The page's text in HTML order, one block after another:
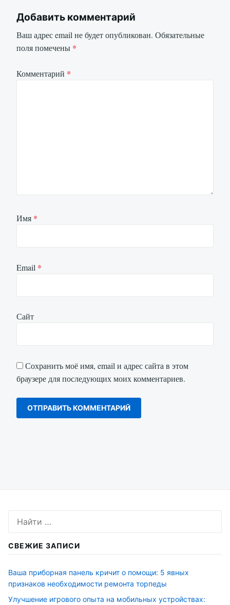
Добавить комментарий
Ваш адрес email не будет опубликован. Обязательные
поля помечены *
Комментарий *
Имя *
Email *
Сайт
Сохранить моё имя, email и адрес сайта в этом
браузере для последующих моих комментариев.
СВЕЖИЕ ЗАПИСИ
Ваша приборная панель кричит о помощи: 5 явных
признаков необходимости ремонта торпеды
Улучшение игрового опыта на мобильных устройствах: